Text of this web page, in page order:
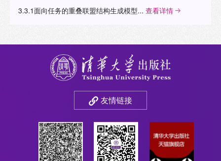
3.3.1面向任务的重叠联盟结构生成模型... 查看详情
友情链接